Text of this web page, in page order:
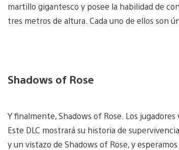
martillo gigantesco y posee la habilidad de
tres metros de altura. Cada uno de ellos son
Shadows of Rose
Y finalmente, Shadows of Rose. Los
Este DLC mostrará su historia de
y un vistazo de Shadows of Rose, y